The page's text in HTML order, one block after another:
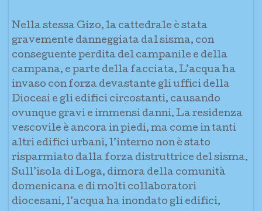
Nella stessa Gizo, la cattedrale è stata
gravemente danneggiata dal sisma, con
conseguente perdita del campanile e della
campana, e parte della facciata. L’acqua ha
invaso con forza devastante gli uffici della
Diocesi e gli edifici circostanti, causando
ovunque gravi e immensi danni. La residenza
vescovile è ancora in piedi, ma come in tanti
altri edifici urbani, l’interno non è stato
risparmiato dalla forza distruttrice del sisma.
Sull’isola di Loga, dimora della comunità
domenicana e di molti collaboratori
diocesani, l’acqua ha inondato gli edifici,